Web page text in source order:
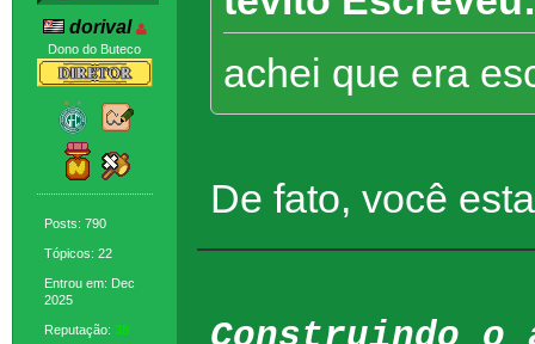
dorival
Dono do Buteco
Posts: 790
Tópicos: 22
Entrou em: Dec
2025
Reputação: 38
achei que era
De fato, você